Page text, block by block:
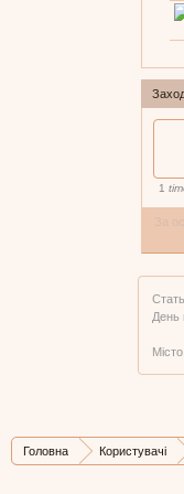
1
День
Місто:
Головна Користувачі